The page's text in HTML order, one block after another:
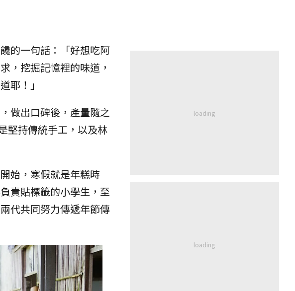
的一句話：「好想吃阿
，挖掘記憶裡的味道，
耶！」
做出口碑後，產量隨之
堅持傳統手工，以及林
始，寒假就是年糕時
責貼標籤的小學生，至
代共同努力傳遞年節傳